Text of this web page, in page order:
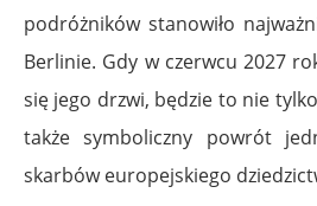
podróżników stanowiło
Berlinie. Gdy w czerwcu 2027
się jego drzwi, będzie to nie
także symboliczny powrót
skarbów europejskiego